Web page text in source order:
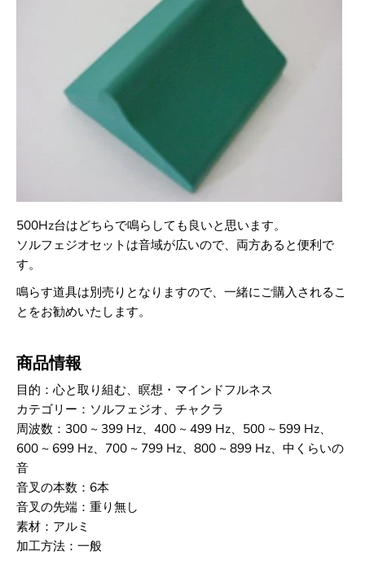
500Hz台はどちらで鳴らしても良いと思います。
ソルフェジオセットは音域が広いので、両方あると便利で
す。
鳴らす道具は別売りとなりますので、一緒にご購入されるこ
とをお勧めいたします。
商品情報
目的：心と取り組む、瞑想・マインドフルネス
カテゴリー：ソルフェジオ、チャクラ
周波数：300 ~ 399 Hz、400 ~ 499 Hz、500 ~ 599 Hz、
600 ~ 699 Hz、700 ~ 799 Hz、800 ~ 899 Hz、中くらいの
音
音叉の本数：6本
音叉の先端：重り無し
素材：アルミ
加工方法：一般